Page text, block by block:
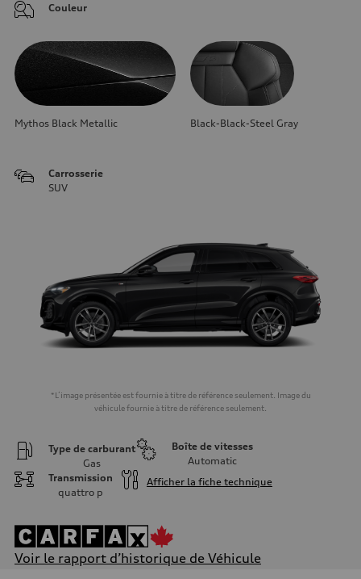
Couleur
Mythos Black Metallic Black-Black-Steel Gray
Carrosserie
SUV
*L’image présentée est fournie à titre de référence seulement. Image du
véhicule fournie à titre de référence seulement.
Type de carburant
Gas
Boîte de vitesses
Automatic
Transmission
quattro p
Afficher la fiche technique
Voir le rapport d’historique de Véhicule